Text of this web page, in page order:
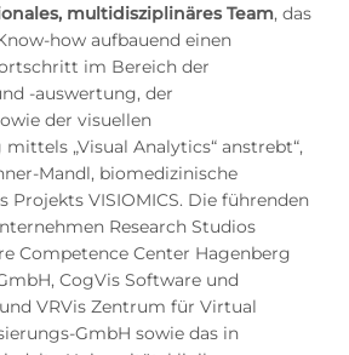
multidisziplinäres Team, das
how aufbauend einen
im Bereich der
-auswertung, der
der visuellen
„Visual Analytics“ anstrebt“,
Mandl, biomedizinische
Projekts VISIOMICS. Die führenden
Research Studios
Competence Center Hagenberg
CogVis Software und
VRVis Zentrum für Virtual
GmbH sowie das in